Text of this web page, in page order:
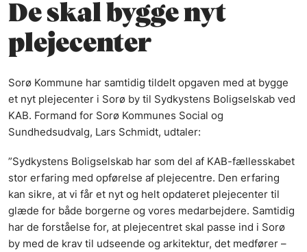
De skal bygge nyt
plejecenter
Sorø Kommune har samtidig tildelt opgaven med at bygge
et nyt plejecenter i Sorø by til Sydkystens Boligselskab ved
KAB. Formand for Sorø Kommunes Social og
Sundhedsudvalg, Lars Schmidt, udtaler:
”Sydkystens Boligselskab har som del af KAB-fællesskabet
stor erfaring med opførelse af plejecentre. Den erfaring
kan sikre, at vi får et nyt og helt opdateret plejecenter til
glæde for både borgerne og vores medarbejdere. Samtidig
har de forståelse for, at plejecentret skal passe ind i Sorø
by med de krav til udseende og arkitektur, det medfører –